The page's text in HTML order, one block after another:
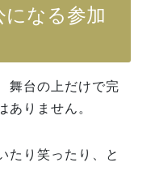
になる参加
舞台の上だけで完
ありません。
たり笑ったり、と